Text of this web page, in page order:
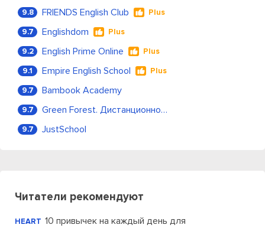
9.8 FRIENDS English Club Plus
9.7 Englishdom Plus
9.2 English Prime Online Plus
9.1 Empire English School Plus
9.7 Bambook Academy
9.7 Green Forest. Дистанционное обучение
9.7 JustSchool
Читатели рекомендуют
HEART 10 привычек на каждый день для